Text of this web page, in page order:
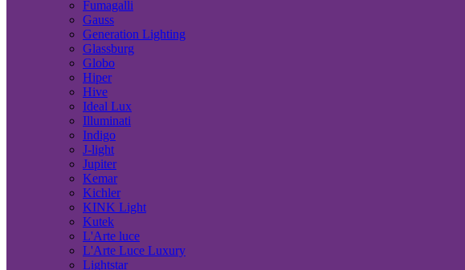
Fumagalli
Gauss
Generation Lighting
Glassburg
Globo
Hiper
Hive
Ideal Lux
Illuminati
Indigo
J-light
Jupiter
Kemar
Kichler
KINK Light
Kutek
L'Arte luce
L'Arte Luce Luxury
Lightstar